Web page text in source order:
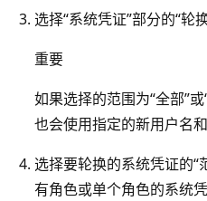
选择“系统凭证”部分的“轮
重要
如果选择的范围为“全部”
也会使用指定的新用户名
选择要轮换的系统凭证的“
有角色或单个角色的系统凭